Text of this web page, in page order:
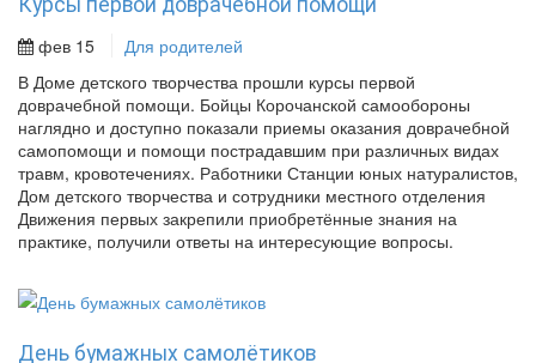
Курсы первой доврачебной помощи
фев 15
Для родителей
В Доме детского творчества прошли курсы первой
доврачебной помощи. Бойцы Корочанской самообороны
наглядно и доступно показали приемы оказания доврачебной
самопомощи и помощи пострадавшим при различных видах
травм, кровотечениях. Работники Станции юных натуралистов,
Дом детского творчества и сотрудники местного отделения
Движения первых закрепили приобретённые знания на
практике, получили ответы на интересующие вопросы.
День бумажных самолётиков